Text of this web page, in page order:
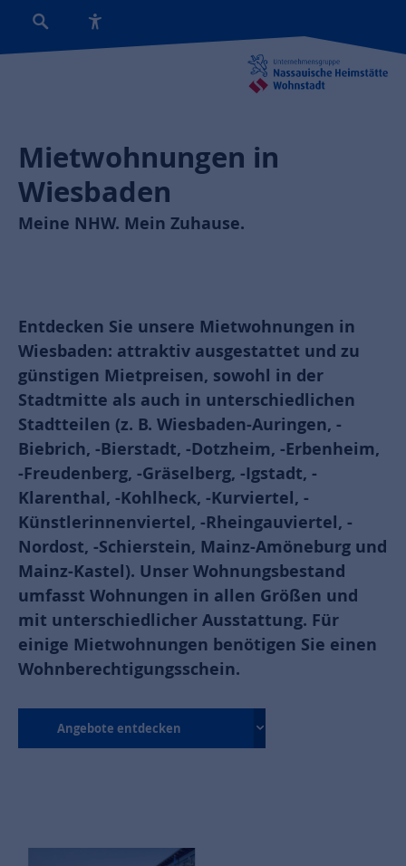
Mietwohnungen in
Wiesbaden
Meine NHW. Mein Zuhause.
Entdecken Sie unsere Mietwohnungen in
Wiesbaden: attraktiv ausgestattet und zu
günstigen Mietpreisen, sowohl in der
Stadtmitte als auch in unterschiedlichen
Stadtteilen (z. B. Wiesbaden-Auringen, -
Biebrich, -Bierstadt, -Dotzheim, -Erbenheim,
-Freudenberg, -Gräselberg, -Igstadt, -
Klarenthal, -Kohlheck, -Kurviertel, -
Künstlerinnenviertel, -Rheingauviertel, -
Nordost, -Schierstein, Mainz-Amöneburg und
Mainz-Kastel). Unser Wohnungsbestand
umfasst Wohnungen in allen Größen und
mit unterschiedlicher Ausstattung. Für
einige Mietwohnungen benötigen Sie einen
Wohnberechtigungsschein.
Angebote entdecken